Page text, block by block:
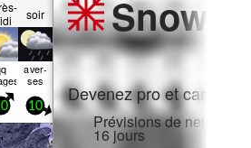
soir
aver­
ses
10
Snow
Devenez pro et carve en:
Prévisions de neige
16 jours